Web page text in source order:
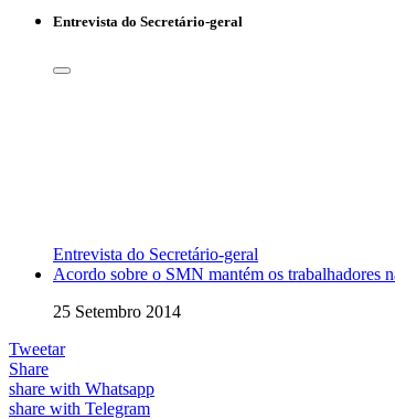
Entrevista do Secretário-geral
Entrevista do Secretário-geral
Acordo sobre o SMN mantém os trabalhadores
25 Setembro 2014
Tweetar
Share
share with Whatsapp
share with Telegram